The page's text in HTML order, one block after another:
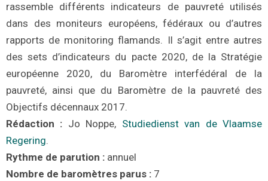
rassemble différents indicateurs de pauvreté utilisés
dans des moniteurs européens, fédéraux ou d’autres
rapports de monitoring flamands. Il s’agit entre autres
des sets d’indicateurs du pacte 2020, de la Stratégie
européenne 2020, du Baromètre interfédéral de la
pauvreté, ainsi que du Baromètre de la pauvreté des
Objectifs décennaux 2017.
Rédaction : Jo Noppe, Studiedienst van de Vlaamse
Regering.
Rythme de parution : annuel
Nombre de baromètres parus : 7